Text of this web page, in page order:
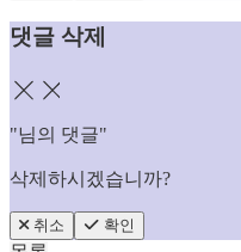
댓글 삭제
닫기
"님의 댓글"
삭제하시겠습니까?
취소 확인